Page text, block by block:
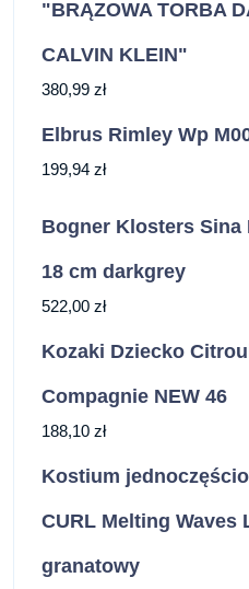
"BRĄZOWA TORBA
CALVIN KLEIN"
380,99 zł
Elbrus Rimley Wp
199,94 zł
Bogner Klosters Sina
18 cm darkgrey
522,00 zł
Kozaki Dziecko
Compagnie NEW 46
188,10 zł
Kostium
CURL Melting Waves
granatowy